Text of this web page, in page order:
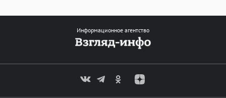
Информационное агентство